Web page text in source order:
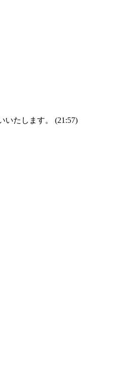
いたします。 (21:57)